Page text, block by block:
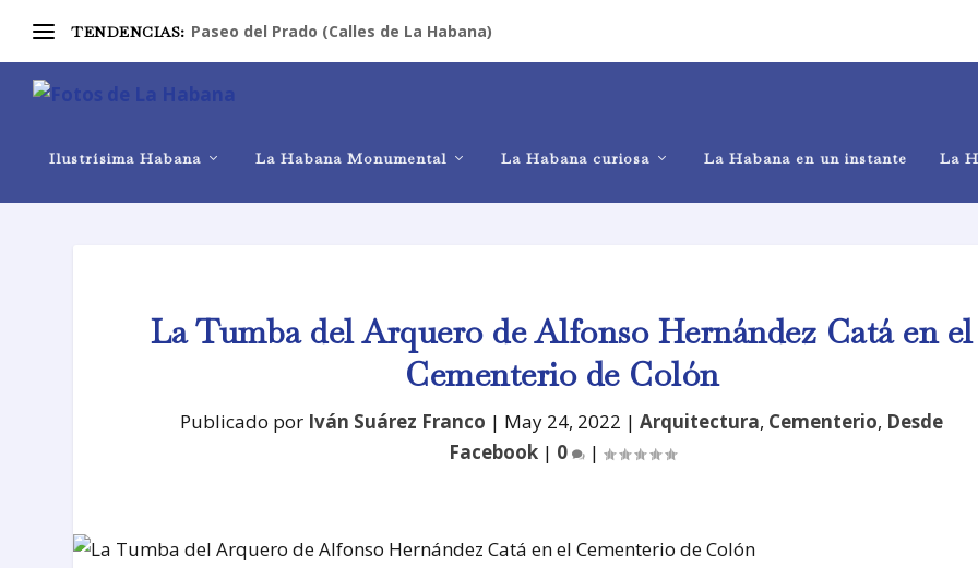
TENDENCIAS: Paseo del Prado (Calles de La Habana)
Ilustrísima Habana La Habana Monumental La Habana curiosa La Habana en un instante La
La Tumba del Arquero de Alfonso Hernández Catá en el
Cementerio de Colón
Publicado por Iván Suárez Franco | May 24, 2022 |Arquitectura, Cementerio, Desde
Facebook| 0 |